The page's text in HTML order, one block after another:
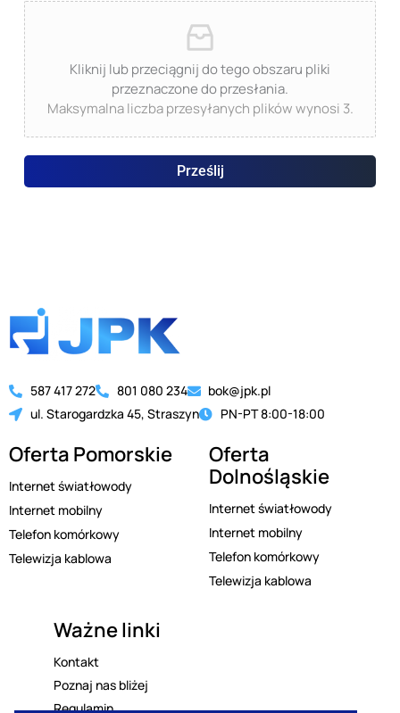
Kliknij lub przeciągnij do tego obszaru pliki
przeznaczone do przesłania.
Maksymalna liczba przesyłanych plików wynosi 3.
Prześlij
587 417 272 801 080 234
bok@jpk.pl
ul. Starogardzka 45, Straszyn
PN-PT 8:00-18:00
Oferta Pomorskie
Internet światłowody
Internet mobilny
Telefon komórkowy
Telewizja kablowa
Oferta
Dolnośląskie
Internet światłowody
Internet mobilny
Telefon komórkowy
Telewizja kablowa
Ważne linki
Kontakt
Poznaj nas bliżej
Regulamin